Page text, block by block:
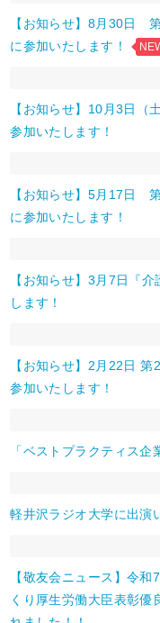
【お知らせ】8月30日
に参加いたします！
【お知らせ】10月3日（
参加いたします！
【お知らせ】5月17日
に参加いたします！
【お知らせ】3月7日『
します！
【お知らせ】2月22日
参加いたします！
「ベストプラクティス
軽井沢ラジオ大学に出演
【敬友会ニュース】令
くり厚生労働大臣表彰優